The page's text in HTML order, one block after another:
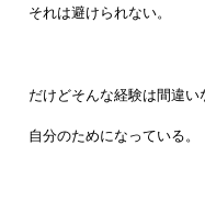
それは避けられない。
だけどそんな経験は間違い
自分のためになっている。